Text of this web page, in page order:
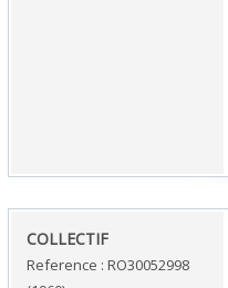
‎COLLECTIF‎
Reference : RO30052998